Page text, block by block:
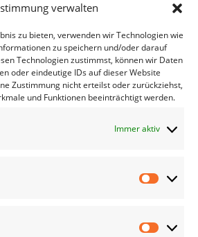
verwalten
zu bieten, verwenden wir Technologien wie
zu speichern und/oder darauf
Technologien zustimmst, können wir Daten
oder eindeutige IDs auf dieser Website
Zustimmung nicht erteilst oder zurückziehst,
und Funktionen beeinträchtigt werden.
Immer aktiv
Mitwirken
Coswig
Lommatzsch